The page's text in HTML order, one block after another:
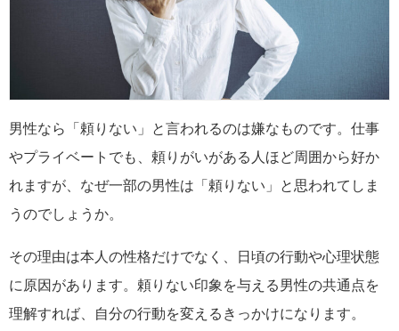
男性なら「頼りない」と言われるのは嫌なものです。仕事
やプライベートでも、頼りがいがある人ほど周囲から好か
れますが、なぜ一部の男性は「頼りない」と思われてしま
うのでしょうか。
その理由は本人の性格だけでなく、日頃の行動や心理状態
に原因があります。頼りない印象を与える男性の共通点を
理解すれば、自分の行動を変えるきっかけになります。